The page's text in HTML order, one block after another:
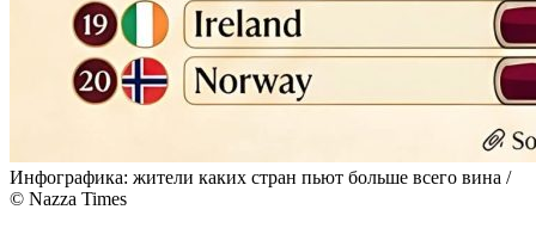
Инфографика: жители каких стран пьют больше всего вина /
© Nazza Times